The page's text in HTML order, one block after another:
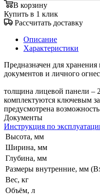
В корзину
Купить в 1 клик
Рассчитать доставку
Описание
Характеристики
Предназначен для
документов и личного
толщина лицевой панели –
комплектуются ключевым
предусмотрена
Документы
Инструкция по
Высота, мм
Ширина, мм
Глубина, мм
Размеры внутренние, мм
Вес, кг
Объём, л